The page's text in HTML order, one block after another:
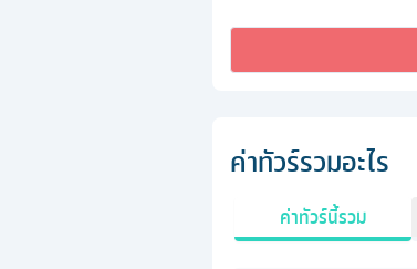
ค่าทัวร์รวมอะไร
ค่าทัวร์นี้รวม